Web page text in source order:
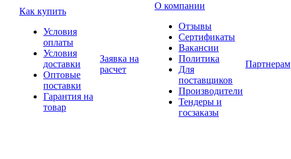
Как купить
Условия
оплаты
Условия
доставки
Оптовые
поставки
Гарантия на
товар
Заявка на
расчет
О компании
Отзывы
Сертификаты
Вакансии
Политика
Для
поставщиков
Производители
Тендеры и
госзаказы
Партнерам